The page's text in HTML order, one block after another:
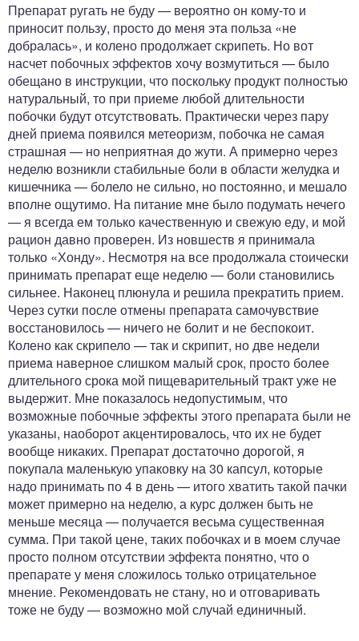
Препарат ругать не буду — вероятно он кому-то и
приносит пользу, просто до меня эта польза «не
добралась», и колено продолжает скрипеть. Но вот
насчет побочных эффектов хочу возмутиться — было
обещано в инструкции, что поскольку продукт полностью
натуральный, то при приеме любой длительности
побочки будут отсутствовать. Практически через пару
дней приема появился метеоризм, побочка не самая
страшная — но неприятная до жути. А примерно через
неделю возникли стабильные боли в области желудка и
кишечника — болело не сильно, но постоянно, и мешало
вполне ощутимо. На питание мне было подумать нечего
— я всегда ем только качественную и свежую еду, и мой
рацион давно проверен. Из новшеств я принимала
только «Хонду». Несмотря на все продолжала стоически
принимать препарат еще неделю — боли становились
сильнее. Наконец плюнула и решила прекратить прием.
Через сутки после отмены препарата самочувствие
восстановилось — ничего не болит и не беспокоит.
Колено как скрипело — так и скрипит, но две недели
приема наверное слишком малый срок, просто более
длительного срока мой пищеварительный тракт уже не
выдержит. Мне показалось недопустимым, что
возможные побочные эффекты этого препарата были не
указаны, наоборот акцентировалось, что их не будет
вообще никаких. Препарат достаточно дорогой, я
покупала маленькую упаковку на 30 капсул, которые
надо принимать по 4 в день — итого хватить такой пачки
может примерно на неделю, а курс должен быть не
меньше месяца — получается весьма существенная
сумма. При такой цене, таких побочках и в моем случае
просто полном отсутствии эффекта понятно, что о
препарате у меня сложилось только отрицательное
мнение. Рекомендовать не стану, но и отговаривать
тоже не буду — возможно мой случай единичный.